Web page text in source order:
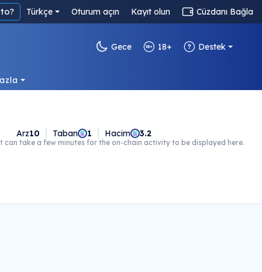
Türkçe Oturum açın Kayıt olun Cüzdanı Bağla
Gece 18+ Destek
Arz10 Taban 1 Hacim 3.2
can take a few minutes for the on-chain activity to be displayed here.